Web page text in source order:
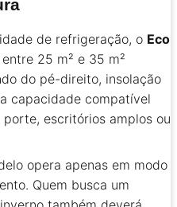
de refrigeração, o Eco
25 m² e 35 m²
do pé-direito, insolação
capacidade compatível
escritórios amplos ou
opera apenas em modo
Quem busca um